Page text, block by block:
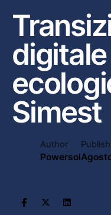
Simest
Author
Powersol